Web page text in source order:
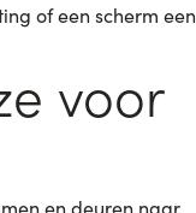
of een scherm een
voor
en deuren naar